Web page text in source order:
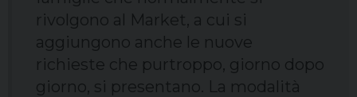
rivolgono al Market, a cui si
aggiungono anche le nuove
richieste che purtroppo, giorno dopo
giorno, si presentano. La modalità